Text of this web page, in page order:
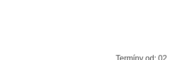
Termíny od: